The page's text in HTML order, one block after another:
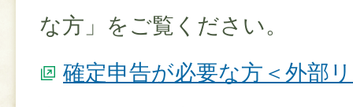
な方」をご覧ください。
確定申告が必要な方＜外部